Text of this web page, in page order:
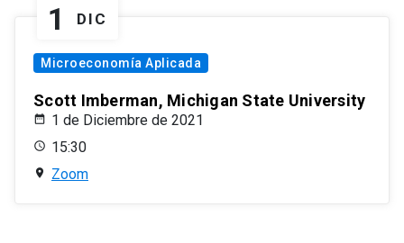
1 DIC
Microeconomía Aplicada
Scott Imberman, Michigan State University
1 de Diciembre de 2021
15:30
Zoom